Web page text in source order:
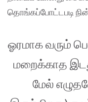
தொங்கப்போட்டபடி
ஓரமாக வரும்
மறைக்காத
மேல்